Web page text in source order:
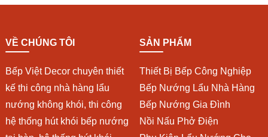
VỀ CHÚNG TÔI
Bếp Việt Decor chuyên thiết
kế thi công nhà hàng lẩu
nướng không khói, thi công
hệ thống hút khói bếp nướng
SẢN PHẨM
Thiết Bị Bếp Công Nghiệp
Bếp Nướng Lẩu Nhà Hàng
Bếp Nướng Gia Đình
Nồi Nấu Phở Điện